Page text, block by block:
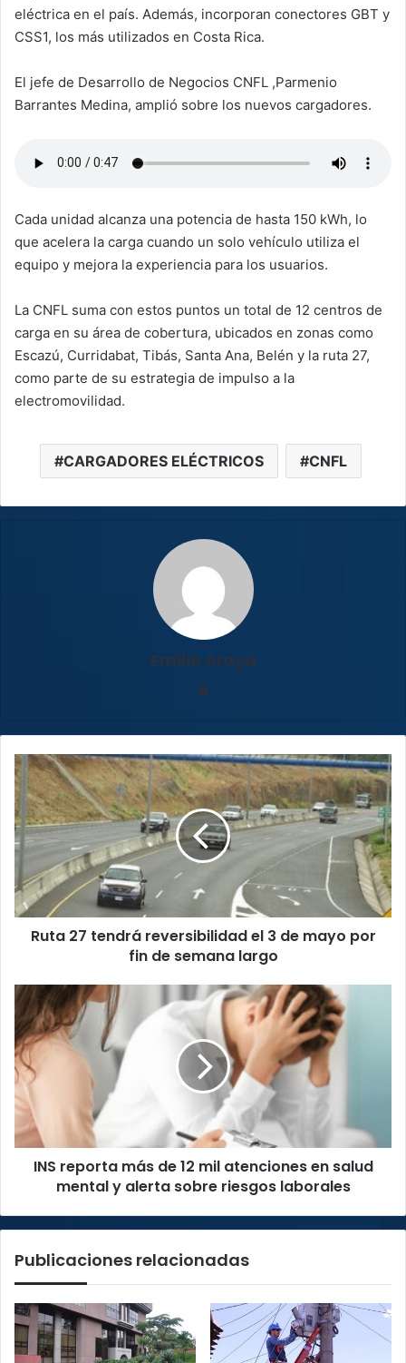
eléctrica en el país. Además, incorporan conectores GBT y
CSS1, los más utilizados en Costa Rica.
El jefe de Desarrollo de Negocios CNFL ,Parmenio
Barrantes Medina, amplió sobre los nuevos cargadores.
Cada unidad alcanza una potencia de hasta 150 kWh, lo
que acelera la carga cuando un solo vehículo utiliza el
equipo y mejora la experiencia para los usuarios.
La CNFL suma con estos puntos un total de 12 centros de
carga en su área de cobertura, ubicados en zonas como
Escazú, Curridabat, Tibás, Santa Ana, Belén y la ruta 27,
como parte de su estrategia de impulso a la
electromovilidad.
CARGADORES ELÉCTRICOS CNFL
Emilio Araya
Ruta
27
tendrá
reversibilidad
el
de
mayo
por
largo
Ruta 27 tendrá reversibilidad el 3 de mayo por
fin de semana largo
INS
reporta
más
de
12
mil
atenciones
salud
mental
laborales
INS reporta más de 12 mil atenciones en salud
mental y alerta sobre riesgos laborales
Publicaciones relacionadas